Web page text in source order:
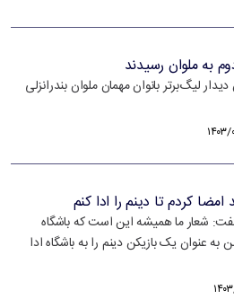
به ملوان رسیدند
لیگ‌برتر بانوان مهمان ملوان بندرانزلی
کردم تا دینم را ادا کنم
گفت: شعار ما همیشه این است که باشگاه
عنوان یک بازیکن دینم را به باشگاه ادا